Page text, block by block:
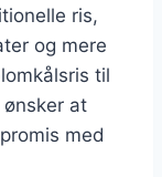
ris,
og mere
til
at
med